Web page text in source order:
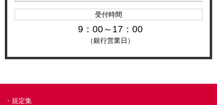
受付時間
9：00～17：00
（銀行営業日）
規定集